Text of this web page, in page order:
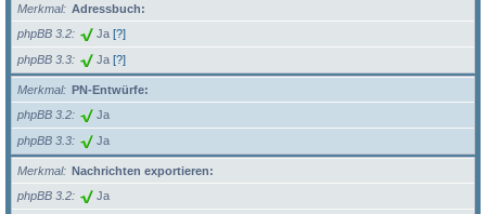
Merkmal
Adressbuch:
phpBB 3.2
Ja [?]
phpBB 3.3 Ja [?]
Merkmal
PN-Entwürfe:
phpBB 3.2
Ja
phpBB 3.3 Ja
Merkmal
Nachrichten exportieren:
phpBB 3.2
Ja